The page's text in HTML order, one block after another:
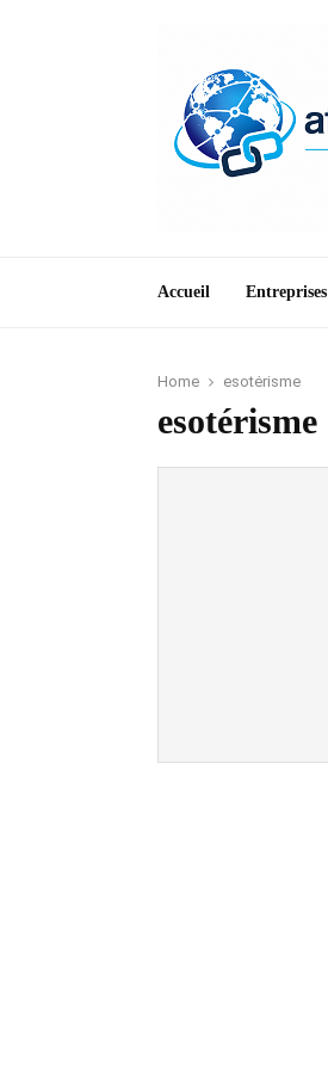
Accueil Entreprises
Home esotérisme
esotérisme